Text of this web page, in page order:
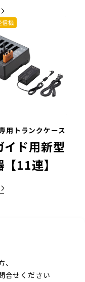
信機
用トランクケース
イド用新型
11連】
合せください